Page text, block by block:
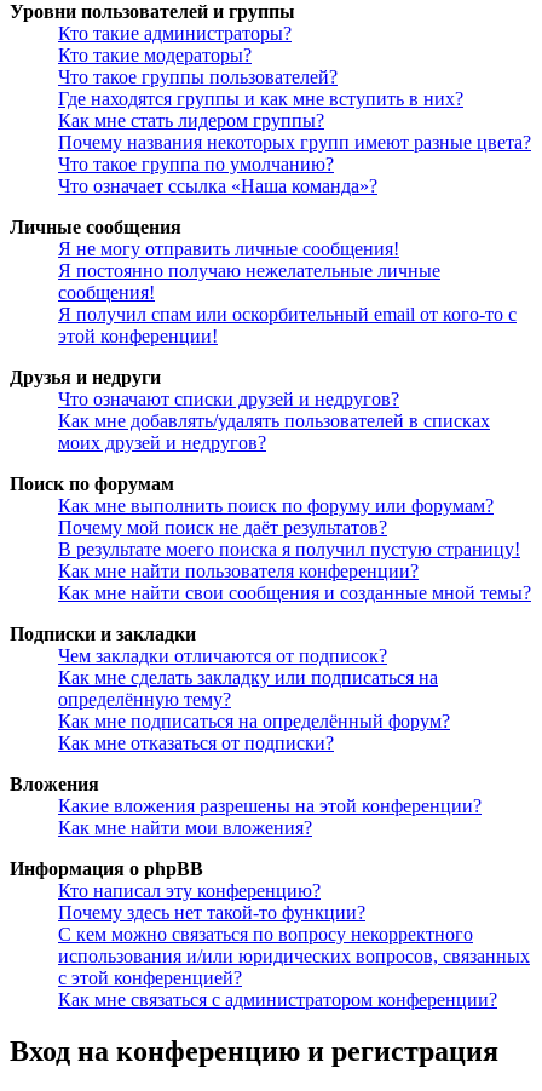
Уровни пользователей и группы
Кто такие администраторы?
Кто такие модераторы?
Что такое группы пользователей?
Где находятся группы и как мне вступить в них?
Как мне стать лидером группы?
Почему названия некоторых групп имеют разные цвета?
Что такое группа по умолчанию?
Что означает ссылка «Наша команда»?
Личные сообщения
Я не могу отправить личные сообщения!
Я постоянно получаю нежелательные личные
сообщения!
Я получил спам или оскорбительный email от кого-то с
этой конференции!
Друзья и недруги
Что означают списки друзей и недругов?
Как мне добавлять/удалять пользователей в списках
моих друзей и недругов?
Поиск по форумам
Как мне выполнить поиск по форуму или форумам?
Почему мой поиск не даёт результатов?
В результате моего поиска я получил пустую страницу!
Как мне найти пользователя конференции?
Как мне найти свои сообщения и созданные мной темы?
Подписки и закладки
Чем закладки отличаются от подписок?
Как мне сделать закладку или подписаться на
определённую тему?
Как мне подписаться на определённый форум?
Как мне отказаться от подписки?
Вложения
Какие вложения разрешены на этой конференции?
Как мне найти мои вложения?
Информация о phpBB
Кто написал эту конференцию?
Почему здесь нет такой-то функции?
С кем можно связаться по вопросу некорректного
использования и/или юридических вопросов, связанных
с этой конференцией?
Как мне связаться с администратором конференции?
Вход на конференцию и регистрация